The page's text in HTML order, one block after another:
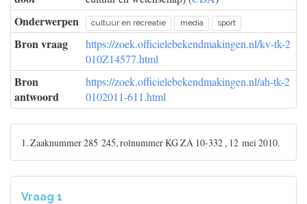
Onderwerpen cultuur en recreatie media sport
Bron vraag
https://zoek.officielebekendmakingen.nl/kv-tk-2
010Z14577.html
Bron
antwoord
https://zoek.officielebekendmakingen.nl/ah-tk-2
0102011-611.html
1. Zaaknummer 285 245, rolnummer KG ZA 10-332 , 12 mei 2010.
Vraag 1